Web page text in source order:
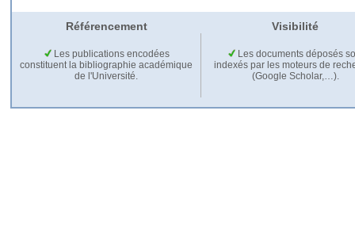
Référencement Visibilité
Les publications encodées
constituent la bibliographie académique
de l'Université.
Les documents déposés
indexés par les moteurs de
(Google Scholar,…).